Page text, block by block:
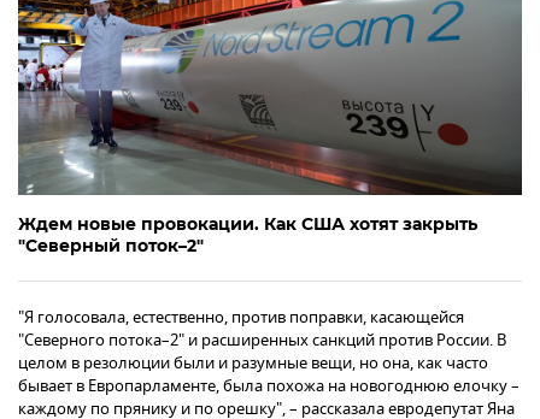
Ждем новые провокации. Как США хотят закрыть
"Северный поток–2"
"Я голосовала, естественно, против поправки, касающейся
"Северного потока–2" и расширенных санкций против России. В
целом в резолюции были и разумные вещи, но она, как часто
бывает в Европарламенте, была похожа на новогоднюю елочку –
каждому по прянику и по орешку", – рассказала евродепутат Яна